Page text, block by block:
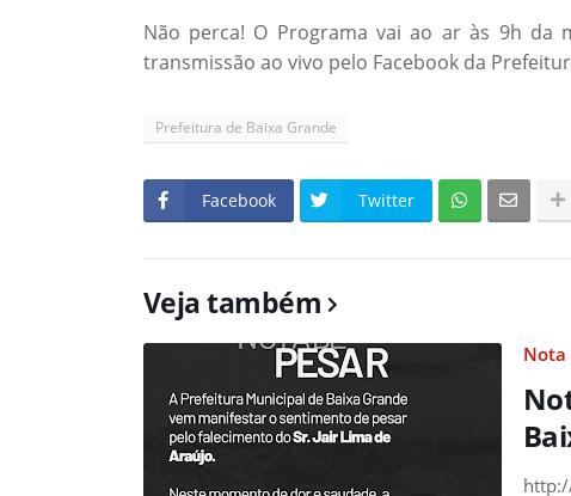
Não perca! O Programa vai ao ar às 9h da
transmissão ao vivo pelo Facebook da
Prefeitura de Baixa Grande
Facebook Twitter
Veja também
Nota